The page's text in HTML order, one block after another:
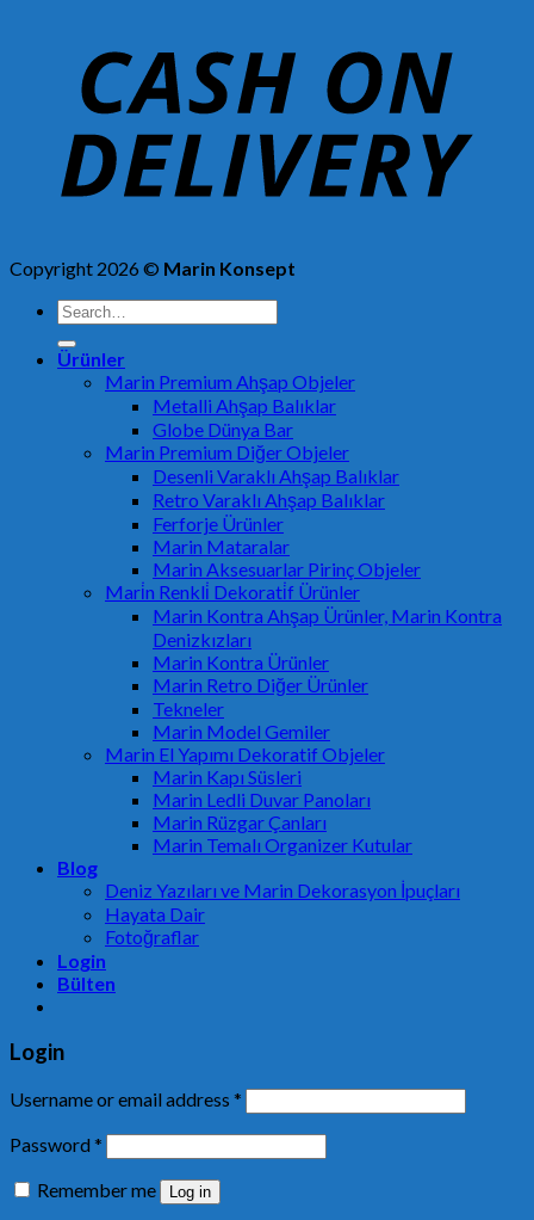
Copyright 2026 © Marin Konsept
Search
for:
Ürünler
Marin Premium Ahşap Objeler
Metalli Ahşap Balıklar
Globe Dünya Bar
Marin Premium Diğer Objeler
Desenli Varaklı Ahşap Balıklar
Retro Varaklı Ahşap Balıklar
Ferforje Ürünler
Marin Mataralar
Marin Aksesuarlar Pirinç Objeler
Mari̇n Renkli̇ Dekorati̇f Ürünler
Marin Kontra Ahşap Ürünler, Marin Kontra
Denizkızları
Marin Kontra Ürünler
Marin Retro Diğer Ürünler
Tekneler
Marin Model Gemiler
Marin El Yapımı Dekoratif Objeler
Marin Kapı Süsleri
Marin Ledli Duvar Panoları
Marin Rüzgar Çanları
Marin Temalı Organizer Kutular
Blog
Deniz Yazıları ve Marin Dekorasyon İpuçları
Hayata Dair
Fotoğraflar
Login
Bülten
Login
Username or email address *
Password*
Remember me
Log in